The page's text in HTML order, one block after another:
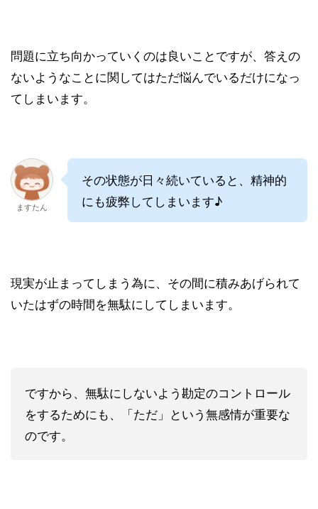
問題に立ち向かっていくのは良いことですが、答えの
ないようなことに関してはただ悩んでいるだけになっ
てしまいます。
ますたん
その状態が日々続いていると、精神的
にも疲弊してしまいます♪
現実が止まってしまう為に、その間に積みあげられて
いたはずの時間を無駄にしてしまいます。
ですから、無駄にしないよう勘定のコントロール
をするためにも、「ただ」という無感情が重要な
のです。